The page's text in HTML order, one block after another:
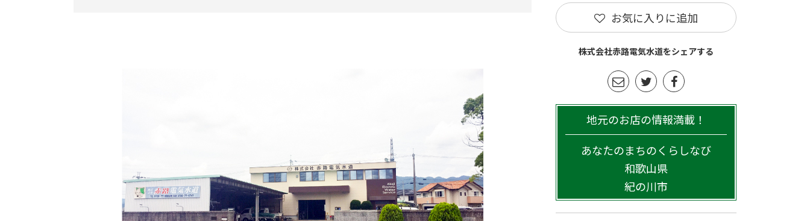
お気に入りに追加
株式会社赤路電気水道をシェアする
地元のお店の情報満載！
あなたのまちのくらしなび
和歌山県
紀の川市